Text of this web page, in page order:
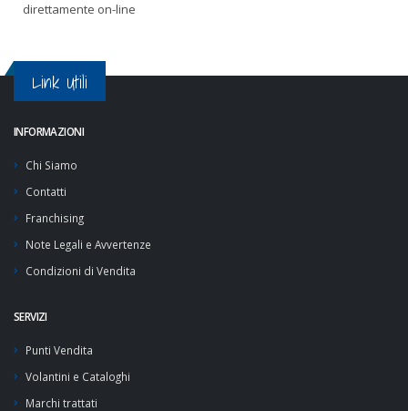
direttamente on-line
Link Utili
INFORMAZIONI
Chi Siamo
Contatti
Franchising
Note Legali e Avvertenze
Condizioni di Vendita
SERVIZI
Punti Vendita
Volantini e Cataloghi
Marchi trattati